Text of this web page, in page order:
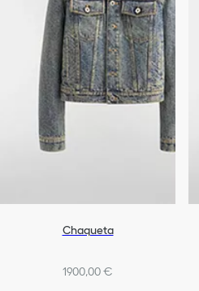
Trajes de baño
Todo el prêt-à-porter
Chaqueta
1900,00 €